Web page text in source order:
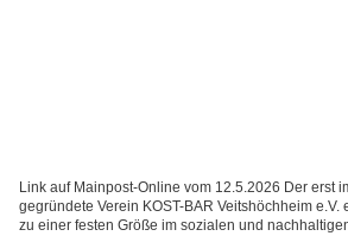
Link auf Mainpost-Online vom 12.5.2026 Der erst
gegründete Verein KOST-BAR Veitshöchheim e.V.
zu einer festen Größe im sozialen und